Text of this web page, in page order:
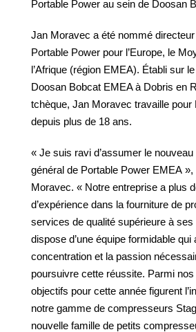
Portable Power au sein de Doosan
Jan Moravec a été nommé
Portable Power pour l’Europe, le
l’Afrique (région EMEA). Établi sur
Doosan Bobcat EMEA à Dobris en
tchèque, Jan Moravec travaille pour
depuis plus de 18 ans.
« Je suis ravi d’assumer le
général de Portable Power EMEA
Moravec. « Notre entreprise a plus
d’expérience dans la fourniture de
services de qualité supérieure à ses
dispose d’une équipe formidable
concentration et la passion
poursuivre cette réussite. Parmi
objectifs pour cette année figurent
notre gamme de compresseurs
nouvelle famille de petits